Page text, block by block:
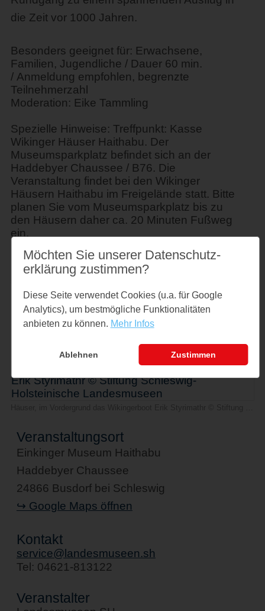
die Zeit vor 1000 Jahren.
Besonders geeignet für: Erwachsene,
Familien, Jugendliche / Dauer 60 min.
/ Anmeldung empfohlen, begrenzte
Teilnehmerzahl
Moderation: Eike Tammling
Spezielle Hinweise: Treffpunkt: Kasse
Wikinger Häuser Haithabu. Der
Museumsparkplatz befindet sich an der
Haddebyer Chaussee / B76. Die
Veranstaltung findet bei den Wikinger
Häusern Haithabu im Freigelände statt. Bitte
planen Sie vom Museumsparkplatz bis zu
den Häusern daher ca. 20 Minuten Fußweg
ein.
Preise
Links
Veranstaltungsort
Einkinger Museum Haithabu
Haddebyer Chaussee
24866 Busdorf bei Schleswig
↪ Google Maps öffnen
Kontakt
service@landesmuseen.sh
Tel: 04621-813122
Veranstalter
Möchten Sie unserer Datenschutz­
erklärung zustimmen?
Diese Seite verwendet Cookies (u.a. für Google
Analytics), um bestmögliche Funktionalitäten
anbieten zu können. Mehr Infos
Ablehnen Zustimmen